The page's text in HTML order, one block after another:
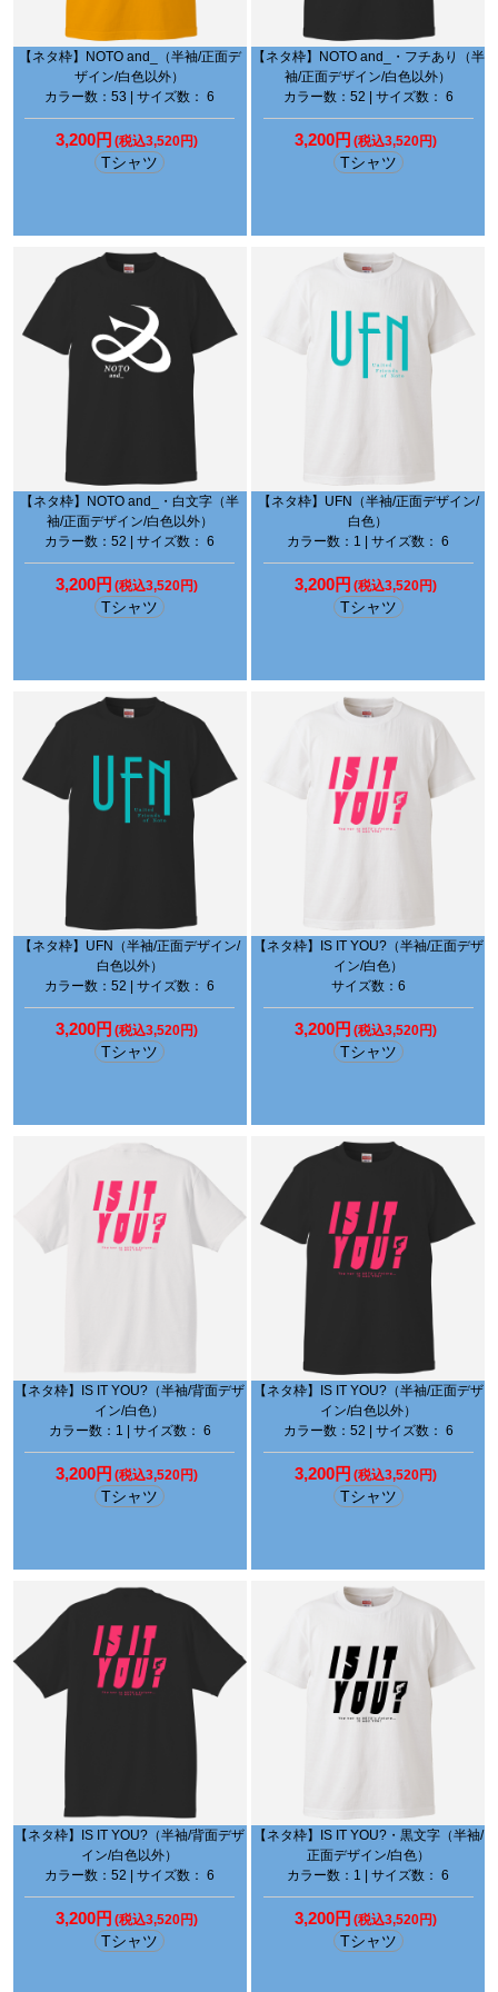
【ネタ枠】NOTO and_（半袖/正面デ
ザイン/白色以外）
カラー数：53 | サイズ数： 6
3,200円 (税込3,520円)
Tシャツ
【ネタ枠】NOTO and_・フチあり（半
袖/正面デザイン/白色以外）
カラー数：52 | サイズ数： 6
3,200円 (税込3,520円)
Tシャツ
【ネタ枠】NOTO and_・白文字（半
袖/正面デザイン/白色以外）
カラー数：52 | サイズ数： 6
3,200円 (税込3,520円)
Tシャツ
【ネタ枠】UFN（半袖/正面デザイン/
白色）
カラー数：1 | サイズ数： 6
3,200円 (税込3,520円)
Tシャツ
【ネタ枠】UFN（半袖/正面デザイン/
白色以外）
カラー数：52 | サイズ数： 6
3,200円 (税込3,520円)
Tシャツ
【ネタ枠】IS IT YOU?（半袖/正面デザ
イン/白色）
サイズ数：6
3,200円 (税込3,520円)
Tシャツ
【ネタ枠】IS IT YOU?（半袖/背面デザ
イン/白色）
カラー数：1 | サイズ数： 6
3,200円 (税込3,520円)
Tシャツ
【ネタ枠】IS IT YOU?（半袖/正面デザ
イン/白色以外）
カラー数：52 | サイズ数： 6
3,200円 (税込3,520円)
Tシャツ
【ネタ枠】IS IT YOU?（半袖/背面デザ
イン/白色以外）
カラー数：52 | サイズ数： 6
3,200円 (税込3,520円)
Tシャツ
【ネタ枠】IS IT YOU?・黒文字（半袖/
正面デザイン/白色）
カラー数：1 | サイズ数： 6
3,200円 (税込3,520円)
Tシャツ